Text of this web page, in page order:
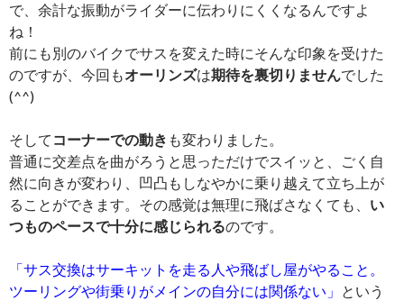
で、余計な振動がライダーに伝わりにくくなるんですよ
ね！
前にも別のバイクでサスを変えた時にそんな印象を受けた
のですが、今回もオーリンズは期待を裏切りませんでした
(^^)
そして コーナーでの動き も変わりました。
普通に交差点を曲がろうと思っただけでスイッと、ごく自
然に向きが変わり、凹凸もしなやかに乗り越えて立ち上が
ることができます。その感覚は無理に飛ばさなくても、 い
つものペースで十分に感じられるのです。
「サス交換はサーキットを走る人や飛ばし屋がやること。
ツーリングや街乗りがメインの自分には関係ない」 という